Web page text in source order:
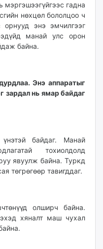
гадна
нөхцөл бололцоо ч
энэ эмчилгээг
манай улс орон
байна.
Энэ аппаратыг
зардал нь ямар байдаг
байдаг. Манай
тохиолдолд
явуулж байна. Туркд
төгрөгөөр тавигддаг.
олширч байна.
хяналт маш чухал